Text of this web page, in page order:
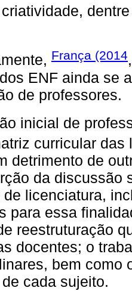
França (2014
ENF ainda se
de professores.
inicial de
curricular
detrimento de
da discussão
de licenciatura,
para essa
reestruturação
docentes; o
bem como
cada sujeito.